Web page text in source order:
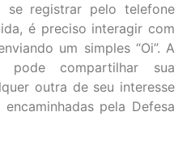
se registrar pelo telefone
é preciso interagir com
um simples “Oi”. A
compartilhar sua
outra de seu interesse
pela Defesa